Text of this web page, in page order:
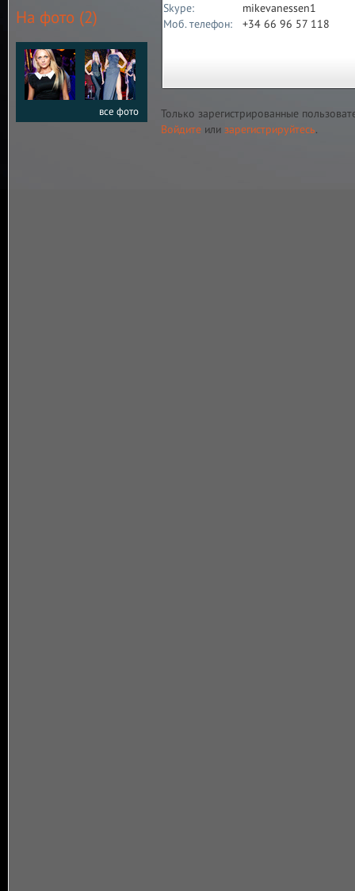
На фото (2)
все фото
Skype:
mikevanessen1
Моб. телефон:
+34 66 96 57 118
Только зарегистрированные
Войдите или зарегистрируйтесь.